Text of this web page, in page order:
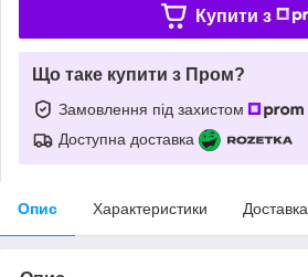
Купити з
Що таке купити з Пром?
Замовлення під захистом
Доступна доставка
Опис Характеристики Доставка